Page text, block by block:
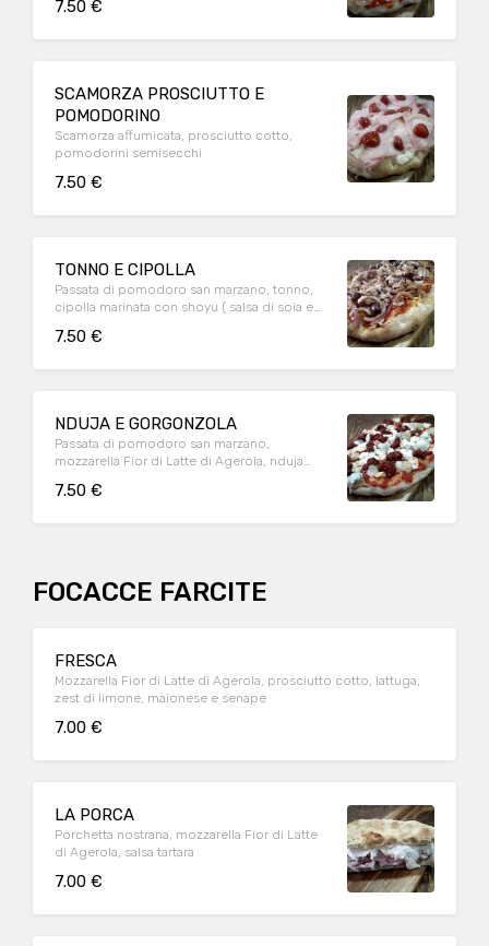
7.50 €
SCAMORZA PROSCIUTTO E
POMODORINO
Scamorza affumicata, prosciutto cotto,
pomodorini semisecchi
7.50 €
TONNO E CIPOLLA
Passata di pomodoro san marzano, tonno,
cipolla marinata con shoyu ( salsa di soia e
7.50 €
NDUJA E GORGONZOLA
Passata di pomodoro san marzano,
mozzarella Fior di Latte di Agerola, nduja
7.50 €
FOCACCE FARCITE
FRESCA
Mozzarella Fior di Latte di Agerola, prosciutto cotto, lattuga,
zest di limone, maionese e senape
7.00 €
LA PORCA
Porchetta nostrana, mozzarella Fior di Latte
di Agerola, salsa tartara
7.00 €